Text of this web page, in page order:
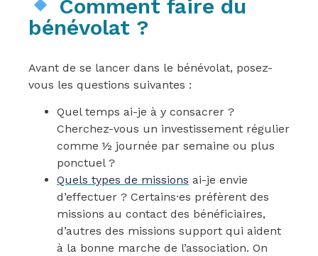
Comment faire du
bénévolat ?
Avant de se lancer dans le bénévolat, posez-
vous les questions suivantes :
Quel temps ai-je à y consacrer ?
Cherchez-vous un investissement régulier
comme ½ journée par semaine ou plus
ponctuel ?
Quels types de missions ai-je envie
d’effectuer ? Certains·es préfèrent des
missions au contact des bénéficiaires,
d’autres des missions support qui aident
à la bonne marche de l’association. On